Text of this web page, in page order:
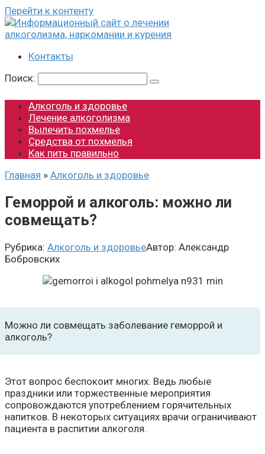
Перейти к контенту
Контакты
Поиск:
Алкоголь и здоровье
Лечение алкоголизма
Вылечить похмелье
Средства от похмелья
Как пить правильно
Главная » Алкоголь и здоровье
Геморрой и алкоголь: можно ли
совмещать?
Рубрика: Алкоголь и здоровьеАвтор: Александр
Бобровских
Можно ли совмещать заболевание геморрой и
алкоголь?
Этот вопрос беспокоит многих. Ведь любые
праздники или торжественные мероприятия
сопровождаются употреблением горячительных
напитков. В некоторых ситуациях врачи ограничивают
пациента в распитии алкоголя.